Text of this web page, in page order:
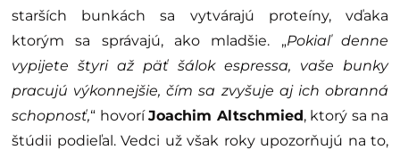
starších bunkách sa vytvárajú proteíny, vďaka
ktorým sa správajú, ako mladšie. „Pokiaľ denne
vypijete štyri až päť šálok espressa, vaše bunky
pracujú výkonnejšie, čím sa zvyšuje aj ich obranná
schopnosť,“ hovoríJoachim Altschmied, ktorý sa na
štúdii podieľal. Vedci už však roky upozorňujú na to,